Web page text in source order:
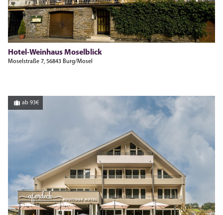
Hotel-Weinhaus Moselblick
Moselstraße 7, 56843 Burg/Mosel
ab 93€